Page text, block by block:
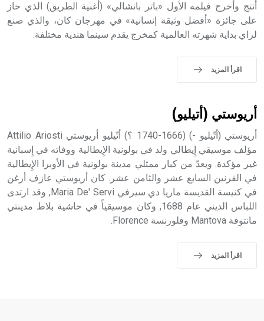
- هل تعلم أن الأبجدية الكنعانية تتألف من /22/ علامة كتابية
حيث تقتصر القيمة الصوتية للعلامة الك
أنتج وأخرج فيلمه الأول «باتر بانشالي» (أغنية الطريق) الذي حاز
على جائزة «أفضل وثيقة إنسانية» في مهرجان كان، والذي صنع
لراي بداية شهرته العالمية كمخرج يقدم سينما هندية مختلفة.
اقرأ المزيد
أريوستي (أتيليو)
أريوستي (أتّيليو -) (1666-1740 ؟) أتّيليو أريوستي Attilio Ariosti
مؤلف موسيقي إِيطالي ولد في بولونية الإِيطالية ووفاته في إِسبانية
غير مؤكدة. ويعدّ من كبار ممثلي مدينة بولونية في الأوبرا الإِيطالية
في القرنين السابع عشر والثامن عشر. كان أريوستي عازف أرغن
في كنيسة القديسة ماريا دي سيرفي Maria De' Servi, وقد ارتدى
اللباس الديني عام 1688, وكان موسيقياً في حاشية بلاط مدينتي
مانتوفة Mantova وفلورنسة Florence.
اقرأ المزيد